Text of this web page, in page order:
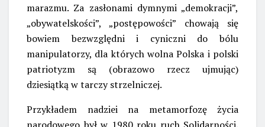
marazmu. Za zasłonami dymnymi „demokracji”,
„obywatelskości”, „postępowości” chowają się
bowiem bezwzględni i cyniczni do bólu
manipulatorzy, dla których wolna Polska i polski
patriotyzm są (obrazowo rzecz ujmując)
dziesiątką w tarczy strzelniczej.
Przykładem nadziei na metamorfozę życia